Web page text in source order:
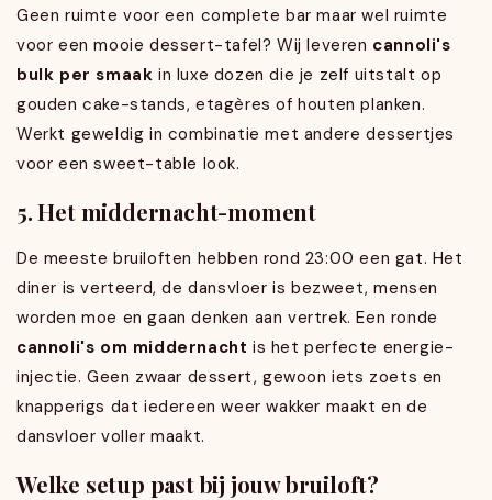
Geen ruimte voor een complete bar maar wel ruimte
voor een mooie dessert-tafel? Wij leveren cannoli's
bulk per smaak in luxe dozen die je zelf uitstalt op
gouden cake-stands, etagères of houten planken.
Werkt geweldig in combinatie met andere dessertjes
voor een sweet-table look.
5. Het middernacht-moment
De meeste bruiloften hebben rond 23:00 een gat. Het
diner is verteerd, de dansvloer is bezweet, mensen
worden moe en gaan denken aan vertrek. Een ronde
cannoli's om middernacht is het perfecte energie-
injectie. Geen zwaar dessert, gewoon iets zoets en
knapperigs dat iedereen weer wakker maakt en de
dansvloer voller maakt.
Welke setup past bij jouw bruiloft?